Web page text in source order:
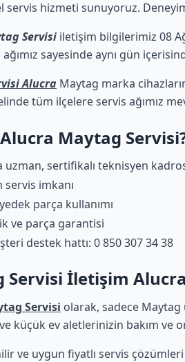
servis hizmeti sunuyoruz.
Servisi iletişim bilgilerimiz 08
ağımız sayesinde aynı gün
Alucra Maytag marka
tüm ilçelere servis ağımız
Maytag
uzman, sertifikalı teknisyen
servis imkanı
parça kullanımı
ve parça garantisi
destek hattı: 0 850 307 34 38
Servisi İletişim Alucra
Servisi olarak, sadece
ve küçük ev aletlerinizin bakım ve
ve uygun fiyatlı servis